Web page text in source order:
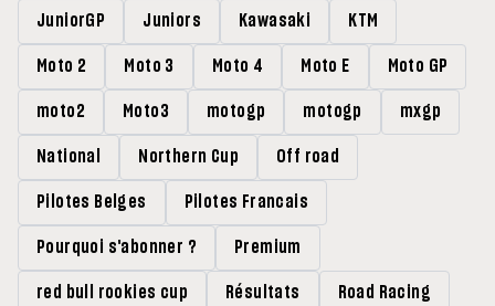
JuniorGP Juniors Kawasaki KTM
Moto 2 Moto 3 Moto 4 Moto E Moto GP
moto2 Moto3 motogp motogp mxgp
National Northern Cup Off road
Pilotes Belges Pilotes Francais
Pourquoi s'abonner ? Premium
red bull rookies cup Résultats Road Racing